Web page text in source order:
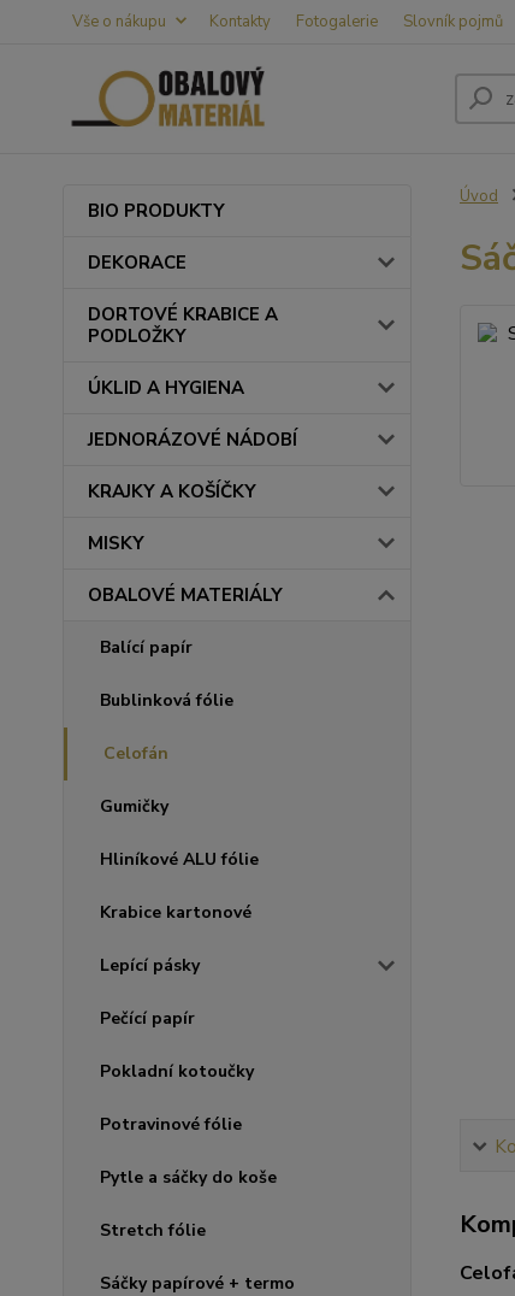
Vše o nákupu Kontakty Fotogalerie Slovník pojmů
BIO PRODUKTY
DEKORACE
DORTOVÉ KRABICE A
PODLOŽKY
ÚKLID A HYGIENA
JEDNORÁZOVÉ NÁDOBÍ
KRAJKY A KOŠÍČKY
MISKY
OBALOVÉ MATERIÁLY
Balící papír
Bublinková fólie
Celofán
Gumičky
Hliníkové ALU fólie
Krabice kartonové
Lepící pásky
Pečící papír
Pokladní kotoučky
Potravinové fólie
Pytle a sáčky do koše
Stretch fólie
Sáčky papírové + termo
Úvod